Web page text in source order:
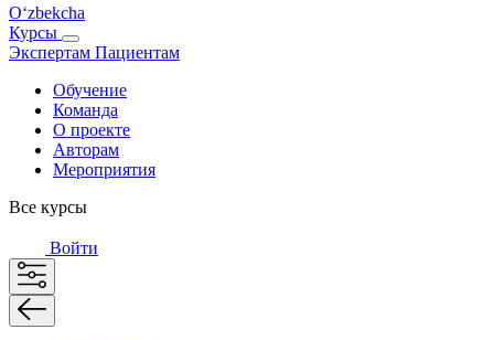
O‘zbekcha
Курсы
Экспертам Пациентам
Обучение
Команда
О проекте
Авторам
Мероприятия
Все курсы
Войти